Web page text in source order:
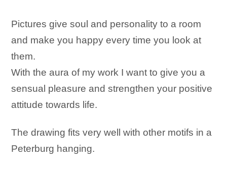
Pictures give soul and personality to a room
and make you happy every time you look at
them.
With the aura of my work I want to give you a
sensual pleasure and strengthen your positive
attitude towards life.
The drawing fits very well with other motifs in a
Peterburg hanging.